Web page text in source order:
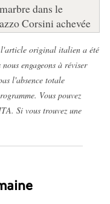
dans le
Corsini achevée
l'article original italien a été
engageons à réviser
l'absence totale
Vous pouvez
Si vous trouvez une